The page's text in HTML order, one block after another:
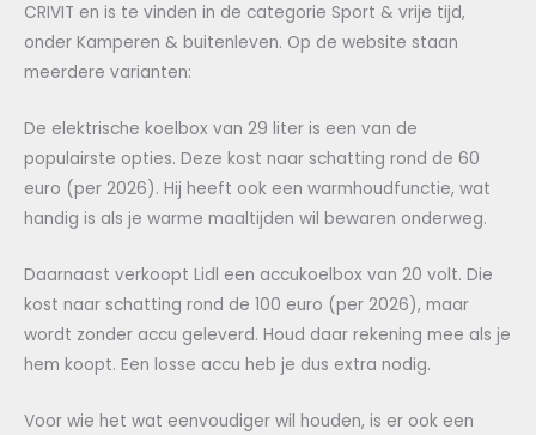
CRIVIT en is te vinden in de categorie Sport & vrije tijd,
onder Kamperen & buitenleven. Op de website staan
meerdere varianten:
De elektrische koelbox van 29 liter is een van de
populairste opties. Deze kost naar schatting rond de 60
euro (per 2026). Hij heeft ook een warmhoudfunctie, wat
handig is als je warme maaltijden wil bewaren onderweg.
Daarnaast verkoopt Lidl een accukoelbox van 20 volt. Die
kost naar schatting rond de 100 euro (per 2026), maar
wordt zonder accu geleverd. Houd daar rekening mee als je
hem koopt. Een losse accu heb je dus extra nodig.
Voor wie het wat eenvoudiger wil houden, is er ook een